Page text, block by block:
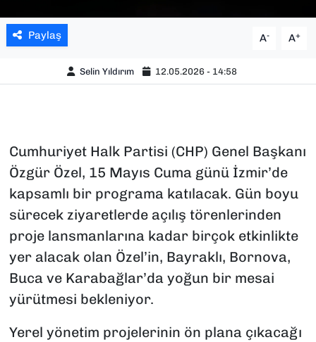
Paylaş A- A+
Selin Yıldırım 12.05.2026 - 14:58
Cumhuriyet Halk Partisi (CHP) Genel Başkanı
Özgür Özel, 15 Mayıs Cuma günü İzmir’de
kapsamlı bir programa katılacak. Gün boyu
sürecek ziyaretlerde açılış törenlerinden
proje lansmanlarına kadar birçok etkinlikte
yer alacak olan Özel’in, Bayraklı, Bornova,
Buca ve Karabağlar’da yoğun bir mesai
yürütmesi bekleniyor.
Yerel yönetim projelerinin ön plana çıkacağı